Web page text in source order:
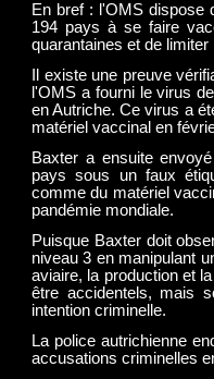
En bref : l'OMS dispose
194 pays à se faire
quarantaines et de
Il existe une preuve
l'OMS a fourni le virus
en Autriche. Ce virus a
matériel vaccinal en
Baxter a ensuite
pays sous un faux
comme du matériel
pandémie mondiale.
Puisque Baxter doit
niveau 3 en manipulant
aviaire, la production et
être accidentels, mais
intention criminelle.
La police autrichienne
accusations criminelles